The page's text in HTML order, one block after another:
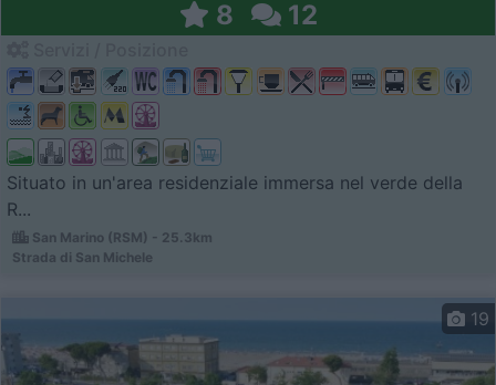
8 12
Situato in un'area residenziale immersa nel verde della
R...
San Marino (RSM) - 25.3km
Strada di San Michele
19